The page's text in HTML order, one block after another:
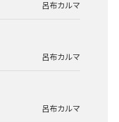
呂布カルマ
呂布カルマ
呂布カルマ